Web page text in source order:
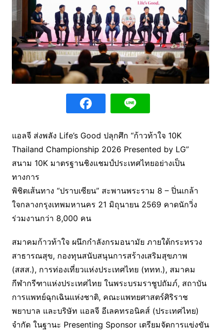
แอลจี ส่งพลัง Life’s Good ปลุกศึก “ก้าวท้าใจ 10K
Thailand Championship 2026 Presented by LG”
สนาม 10K มาตรฐานชิงแชมป์ประเทศไทยอย่างเป็น
ทางการ
พิชิตเส้นทาง “ปราบเซียน” สะพานพระราม 8 – ปิ่นเกล้า
ใจกลางกรุงเทพมหานคร 21 มิถุนายน 2569 คาดนักวิ่ง
ร่วมงานกว่า 8,000 คน
สมาคมก้าวท้าใจ ผนึกกำลังกรมอนามัย ภายใต้กระทรวง
สาธารณสุข, กองทุนสนับสนุนการสร้างเสริมสุขภาพ
(สสส.), การท่องเที่ยวแห่งประเทศไทย (ททท.), สมาคม
กีฬากรีฑาแห่งประเทศไทย ในพระบรมราชูปถัมภ์, สถาบัน
การแพทย์ฉุกเฉินแห่งชาติ, คณะแพทยศาสตร์ศิริราช
พยาบาล และบริษัท แอลจี อีเลคทรอนิคส์ (ประเทศไทย)
จำกัด ในฐานะ Presenting Sponsor เตรียมจัดการแข่งขัน